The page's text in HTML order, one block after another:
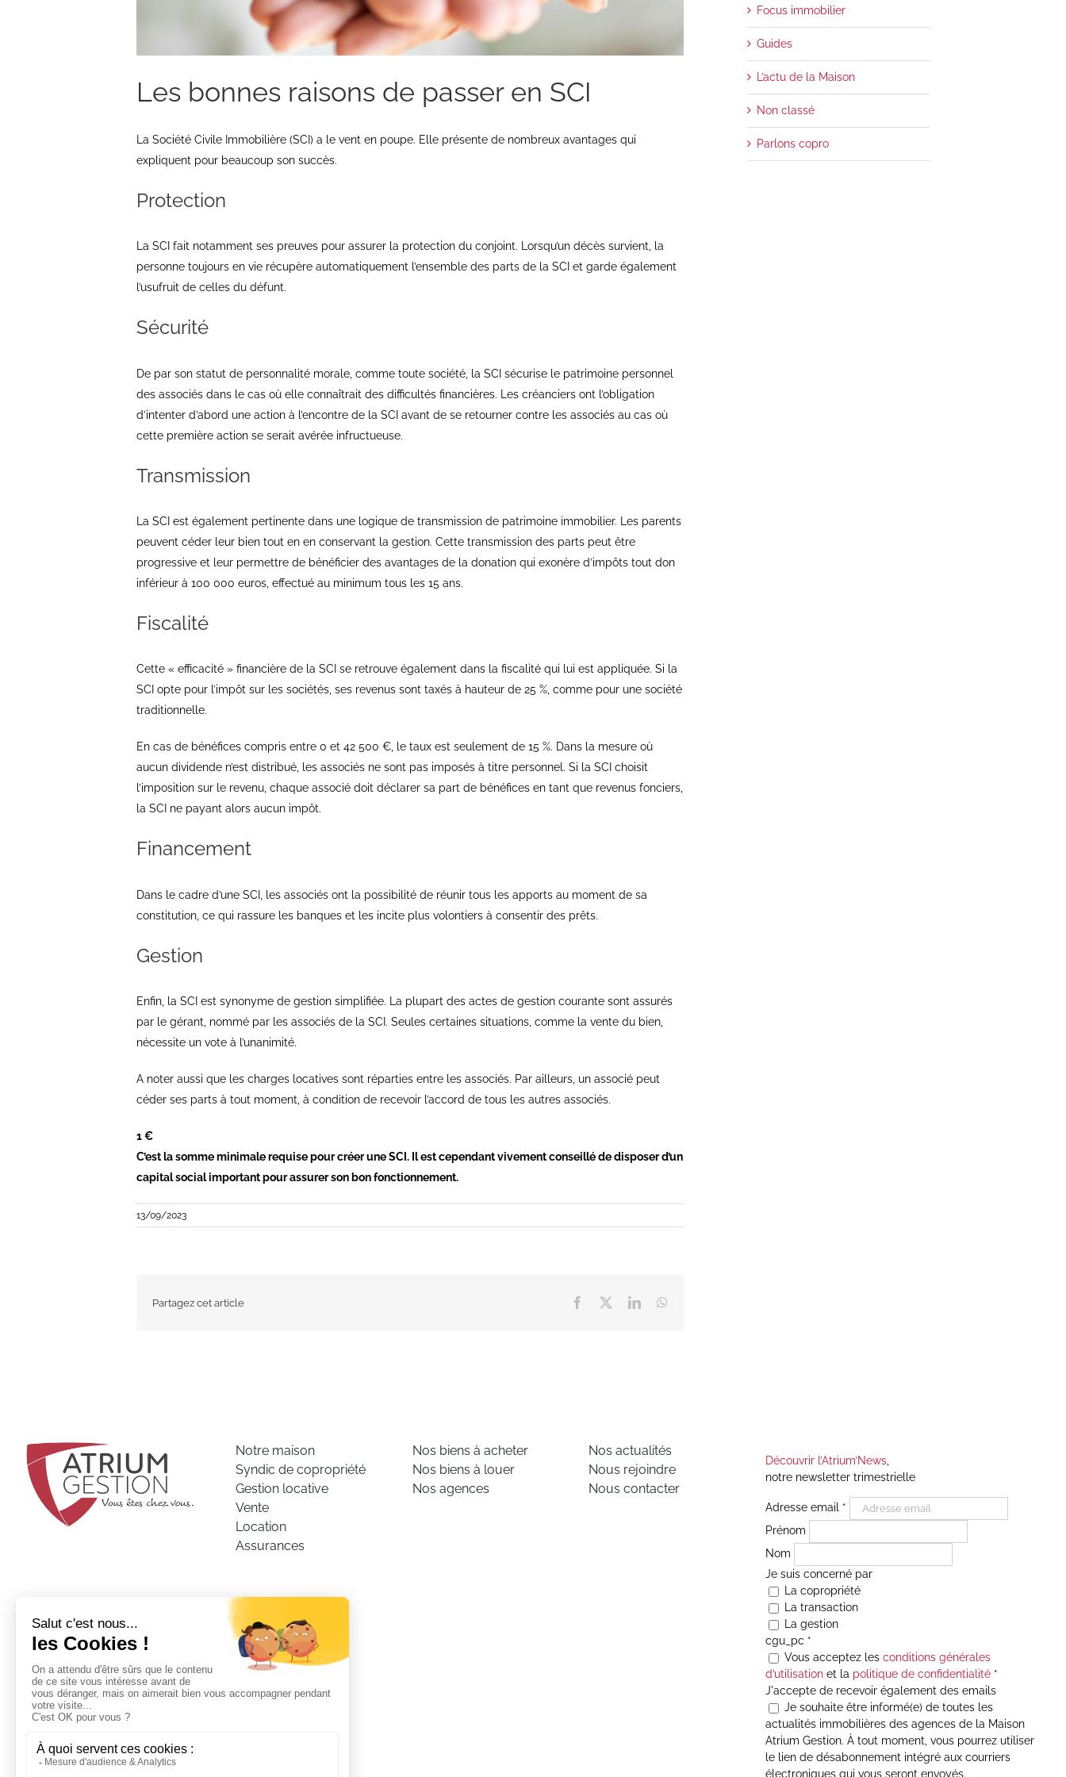
Les bonnes raisons de passer en SCI
La Société Civile Immobilière (SCI) a le vent en poupe. Elle présente de nombreux avantages qui
expliquent pour beaucoup son succès.
Protection
La SCI fait notamment ses preuves pour assurer la protection du conjoint. Lorsqu’un décès survient, la
personne toujours en vie récupère automatiquement l’ensemble des parts de la SCI et garde également
l’usufruit de celles du défunt.
Sécurité
De par son statut de personnalité morale, comme toute société, la SCI sécurise le patrimoine personnel
des associés dans le cas où elle connaîtrait des difficultés financières. Les créanciers ont l’obligation
d’intenter d’abord une action à l’encontre de la SCI avant de se retourner contre les associés au cas où
cette première action se serait avérée infructueuse.
Transmission
La SCI est également pertinente dans une logique de transmission de patrimoine immobilier. Les parents
peuvent céder leur bien tout en en conservant la gestion. Cette transmission des parts peut être
progressive et leur permettre de bénéficier des avantages de la donation qui exonère d’impôts tout don
inférieur à 100 000 euros, effectué au minimum tous les 15 ans.
Fiscalité
Cette « efficacité » financière de la SCI se retrouve également dans la fiscalité qui lui est appliquée. Si la
SCI opte pour l’impôt sur les sociétés, ses revenus sont taxés à hauteur de 25 %, comme pour une société
traditionnelle.
En cas de bénéfices compris entre 0 et 42 500 €, le taux est seulement de 15 %. Dans la mesure où
aucun dividende n’est distribué, les associés ne sont pas imposés à titre personnel. Si la SCI choisit
l’imposition sur le revenu, chaque associé doit déclarer sa part de bénéfices en tant que revenus fonciers,
la SCI ne payant alors aucun impôt.
Financement
Dans le cadre d’une SCI, les associés ont la possibilité de réunir tous les apports au moment de sa
constitution, ce qui rassure les banques et les incite plus volontiers à consentir des prêts.
Gestion
Enfin, la SCI est synonyme de gestion simplifiée. La plupart des actes de gestion courante sont assurés
par le gérant, nommé par les associés de la SCI. Seules certaines situations, comme la vente du bien,
nécessite un vote à l’unanimité.
A noter aussi que les charges locatives sont réparties entre les associés. Par ailleurs, un associé peut
céder ses parts à tout moment, à condition de recevoir l’accord de tous les autres associés.
1 €
C’est la somme minimale requise pour créer une SCI. Il est cependant vivement conseillé de disposer d’un
capital social important pour assurer son bon fonctionnement.
13/09/2023
Partagez cet article Facebook LinkedIn
Focus immobilier
Guides
L’actu de la Maison
Non classé
Parlons copro
Notre maison
Syndic de copropriété
Gestion locative
Vente
Location
Assurances
Nos biens à acheter
Nos biens à louer
Nos agences
Nos actualités
Nous rejoindre
Nous contacter
Découvrir l’Atrium’News,
notre newsletter trimestrielle
Adresse email *
Prénom
Nom
Je suis concerné par
La copropriété
La transaction
La gestion
cgu_pc *
Vous acceptez les conditions générales
d’utilisationet la politique de confidentialité*
J'accepte de recevoir également des emails
Je souhaite être informé(e) de toutes les
actualités immobilières des agences de la Maison
Atrium Gestion. À tout moment, vous pourrez utiliser
le lien de désabonnement intégré aux courriers
électroniques qui vous seront envoyés.